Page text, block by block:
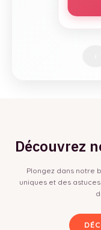
Découvrez
Plongez dans notre
uniques et des